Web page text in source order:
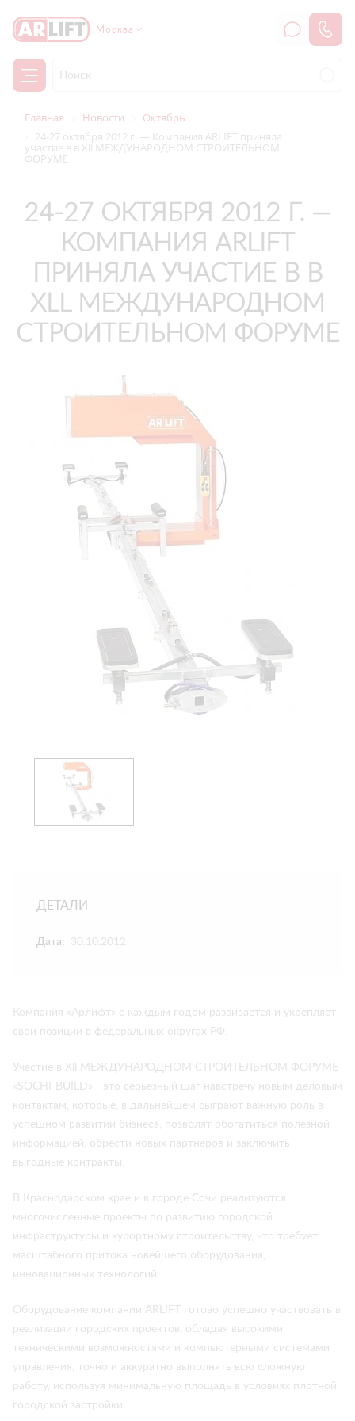
Москва
Главная Новости
Октябрь
24-27 октября 2012 г. — Компания ARLIFT приняла
участие в в Хll МЕЖДУНАРОДНОМ СТРОИТЕЛЬНОМ
ФОРУМЕ
24-27 ОКТЯБРЯ 2012 Г. —
КОМПАНИЯ ARLIFT
ПРИНЯЛА УЧАСТИЕ В В
ХLL МЕЖДУНАРОДНОМ
СТРОИТЕЛЬНОМ ФОРУМЕ
ДЕТАЛИ
Дата: 30.10.2012
Компания «Арлифт» с каждым годом развивается и укрепляет
свои позиции в федеральных округах РФ.
Участие в Хll МЕЖДУНАРОДНОМ СТРОИТЕЛЬНОМ ФОРУМЕ
«SOCHI-BUILD» - это серьезный шаг навстречу новым деловым
контактам, которые, в дальнейшем сыграют важную роль в
успешном развитии бизнеса, позволят обогатиться полезной
информацией, обрести новых партнеров и заключить
выгодные контракты.
В Краснодарском крае и в городе Сочи реализуются
многочисленные проекты по развитию городской
инфраструктуры и курортному строительству, что требует
масштабного притока новейшего оборудования,
инновационных технологий.
Оборудование компании ARLIFT готово успешно участвовать в
реализации городских проектов, обладая высокими
техническими возможностями и компьютерными системами
управления, точно и аккуратно выполнять всю сложную
работу, используя минимальную площадь в условиях плотной
городской застройки.